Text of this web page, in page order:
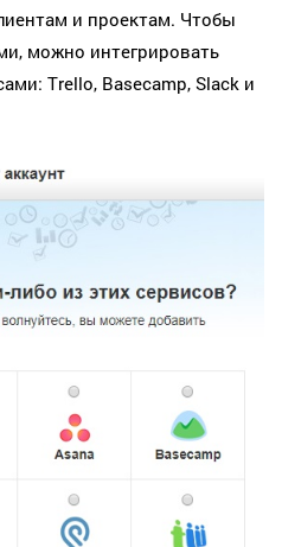
и проектам. Чтобы
можно интегрировать
Trello, Basecamp, Slack и